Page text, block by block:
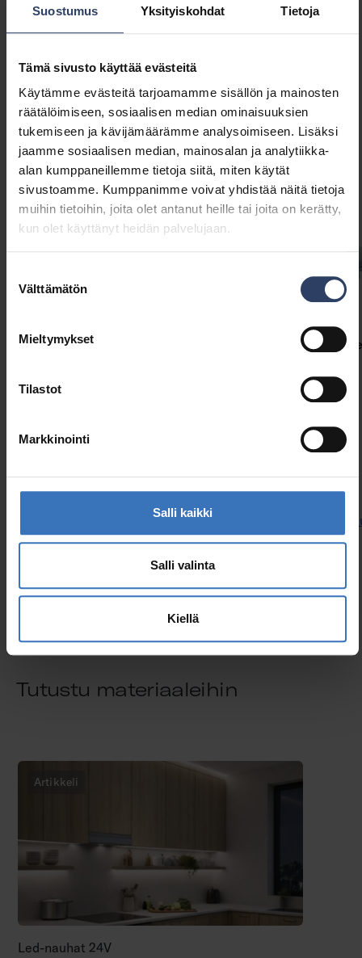
Suostumus Yksityiskohdat Tietoja
Tämä sivusto käyttää evästeitä
Käytämme evästeitä tarjoamamme sisällön ja mainosten
räätälöimiseen, sosiaalisen median ominaisuuksien
tukemiseen ja kävijämäärämme analysoimiseen. Lisäksi
jaamme sosiaalisen median, mainosalan ja analytiikka-
alan kumppaneillemme tietoja siitä, miten käytät
sivustoamme. Kumppanimme voivat yhdistää näitä tietoja
muihin tietoihin, joita olet antanut heille tai joita on kerätty,
kun olet käyttänyt heidän palvelujaan.
valinta
Välttämätön
Mieltymykset
Tilastot
Markkinointi
Salli kaikki
Salli valinta
Kiellä
Samankaltaiset tuotteet
Katso
Tutustu materiaaleihin
Artikkeli
Led-nauhat 24V